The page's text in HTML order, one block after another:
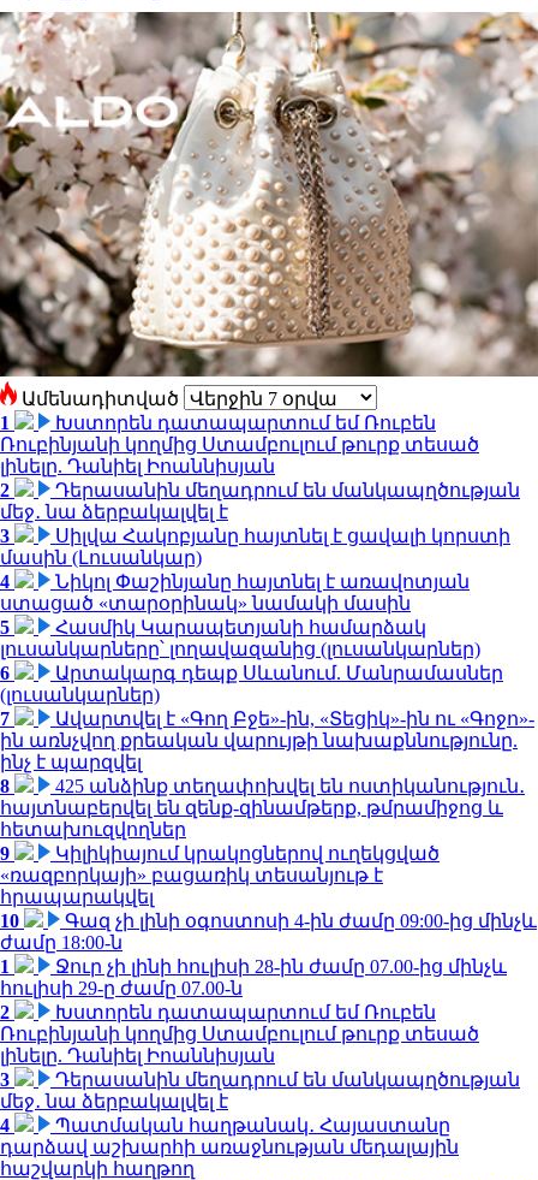
Ամենադիտված
1
Խստորեն դատապարտում եմ Ռուբեն
Ռուբինյանի կողմից Ստամբուլում թուրք տեսած
լինելը. Դանիել Իոաննիսյան
2
Դերասանին մեղադրում են մանկապղծության
մեջ․ նա ձերբակալվել է
3
Սիլվա Հակոբյանը հայտնել է ցավալի կորստի
մասին (Լուսանկար)
4
Նիկոլ Փաշինյանը հայտնել է առավոտյան
ստացած «տարօրինակ» նամակի մասին
5
Հասմիկ Կարապետյանի համարձակ
լուսանկարները՝ լողավազանից (լուսանկարներ)
6
Արտակարգ դեպք Սևանում. Մանրամասներ
(լուսանկարներ)
7
Ավարտվել է «Գող Բջե»-ին, «Տեցիկ»-ին ու «Գոջո»-
ին առնչվող քրեական վարույթի նախաքննությունը.
ինչ է պարզվել
8
425 անձինք տեղափոխվել են ոստիկանություն․
հայտնաբերվել են զենք-զինամթերք, թմրամիջոց և
հետախուզվողներ
9
Կիլիկիայում կրակոցներով ուղեկցված
«ռազբորկայի» բացառիկ տեսանյութ է
հրապարակվել
10
Գազ չի լինի օգոստոսի 4-ին ժամը 09:00-ից մինչև
ժամը 18:00-ն
1
Ջուր չի լինի հուլիսի 28-ին ժամը 07.00-ից մինչև
հուլիսի 29-ը ժամը 07.00-ն
2
Խստորեն դատապարտում եմ Ռուբեն
Ռուբինյանի կողմից Ստամբուլում թուրք տեսած
լինելը. Դանիել Իոաննիսյան
3
Դերասանին մեղադրում են մանկապղծության
մեջ․ նա ձերբակալվել է
4
Պատմական հաղթանակ․ Հայաստանը
դարձավ աշխարհի առաջնության մեդալային
հաշվարկի հաղթող